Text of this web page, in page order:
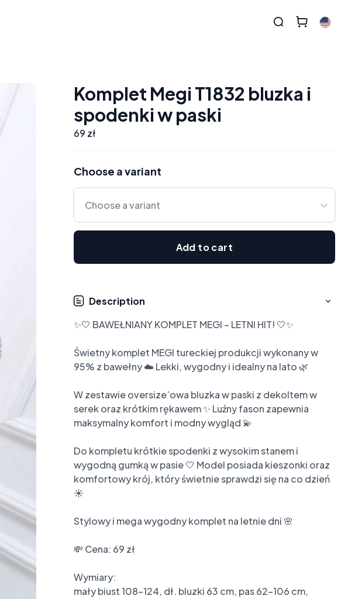
Komplet Megi T1832 bluzka i
spodenki w paski
69 zł
Choose a variant
Choose a variant
Add to cart
Description
✨🤍 BAWEŁNIANY KOMPLET MEGI – LETNI HIT! 🤍✨
Świetny komplet MEGI tureckiej produkcji wykonany w
95% z bawełny ☁️ Lekki, wygodny i idealny na lato 🌿
W zestawie oversize’owa bluzka w paski z dekoltem w
serek oraz krótkim rękawem ✨ Luźny fason zapewnia
maksymalny komfort i modny wygląd 💫
Do kompletu krótkie spodenki z wysokim stanem i
wygodną gumką w pasie 🤍 Model posiada kieszonki oraz
komfortowy krój, który świetnie sprawdzi się na co dzień
☀️
Stylowy i mega wygodny komplet na letnie dni 🌸
💸 Cena: 69 zł
Wymiary:
mały biust 108-124, dł. bluzki 63 cm, pas 62-106 cm,